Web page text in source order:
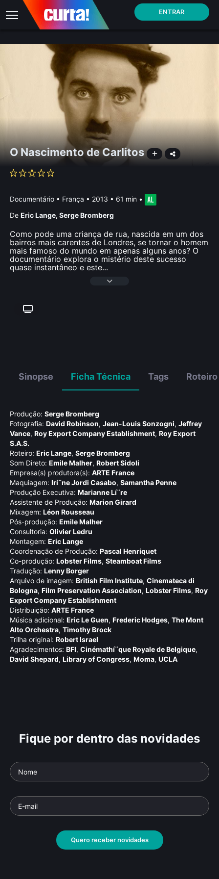
ENTRAR
O Nascimento de Carlitos
Documentário • França • 2013 • 61 min •
De Eric Lange, Serge Bromberg
Como pode uma criança de rua, nascida em um dos
bairros mais carentes de Londres, se tornar o homem
mais famoso do mundo em apenas alguns anos? O
documentário explora o mistério deste sucesso
quase instantâneo e este...
Sinopse Ficha Técnica Tags Roteiro
Produção: Serge Bromberg
Fotografia: David Robinson, Jean-Louis Sonzogni, Jeffrey
Vance, Roy Export Company Establishment, Roy Export
S.A.S.
Roteiro: Eric Lange, Serge Bromberg
Som Direto: Emile Malher, Robert Sidoli
Empresa(s) produtora(s): ARTE France
Maquiagem: Irí¨ne Jordi Casabo, Samantha Penne
Produção Executiva: Marianne Lí¨re
Assistente de Produção: Marion Girard
Mixagem: Léon Rousseau
Pós-produção: Emile Malher
Consultoria: Olivier Ledru
Montagem: Eric Lange
Coordenação de Produção: Pascal Henriquet
Co-produção: Lobster Films, Steamboat Films
Tradução: Lenny Borger
Arquivo de imagem: British Film Institute, Cinemateca di
Bologna, Film Preservation Association, Lobster Films, Roy
Export Company Establishment
Distribuição: ARTE France
Música adicional: Eric Le Guen, Frederic Hodges, The Mont
Alto Orchestra, Timothy Brock
Trilha original: Robert Israel
Agradecimentos: BFI, Cinémathí¨que Royale de Belgique,
David Shepard, Library of Congress, Moma, UCLA
Fique por dentro das novidades
Quero receber novidades